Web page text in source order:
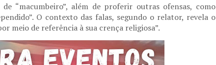
“macumbeiro”, além de proferir outras ofensas, como
O contexto das falas, segundo o relator, revela o
meio de referência à sua crença religiosa”.